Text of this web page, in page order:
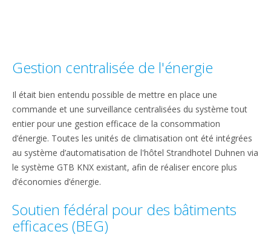
Gestion centralisée de l'énergie
Il était bien entendu possible de mettre en place une
commande et une surveillance centralisées du système tout
entier pour une gestion efficace de la consommation
d’énergie. Toutes les unités de climatisation ont été intégrées
au système d’automatisation de l'hôtel Strandhotel Duhnen via
le système GTB KNX existant, afin de réaliser encore plus
d’économies d’énergie.
Soutien fédéral pour des bâtiments
efficaces (BEG)